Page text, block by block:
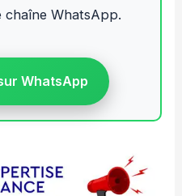
WhatsApp.
WhatsApp